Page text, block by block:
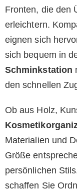
Fronten, die den
erleichtern.
eignen sich
sich bequem in
Schminkstation
den schnellen
Ob aus Holz,
Materialien und
Größe
persönlichen
schaffen Sie